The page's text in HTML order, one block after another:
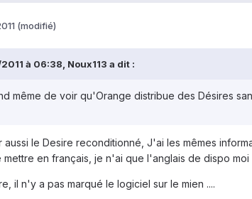
(modifié)
à 06:38, Noux113 a dit :
même de voir qu'Orange distribue des Désires
le Desire reconditionné, J'ai les mêmes
mettre en français, je n'ai que l'anglais de dispo
il n'y a pas marqué le logiciel sur le mien ....